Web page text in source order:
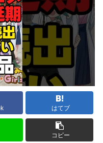
はてブ
コピー